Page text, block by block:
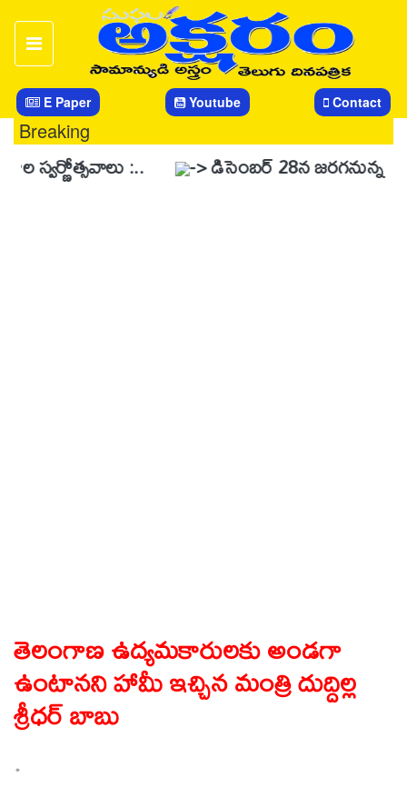
E Paper Youtube Contact
Breaking
:.. -> డిసెంబర్ 28న జరగనున్న
తెలంగాణ ఉద్యమకారులకు అండగా
ఉంటానని హామీ ఇచ్చిన మంత్రి దుద్దిల్ల
శ్రీధర్ బాబు
.